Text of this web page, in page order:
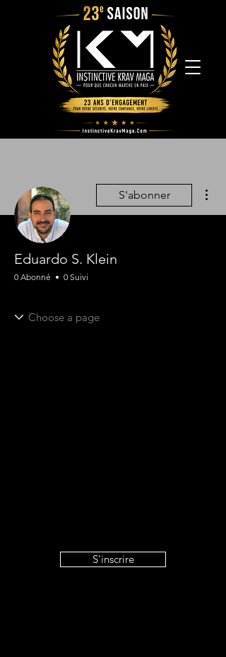
S'abonner
Eduardo S. Klein
0 Abonné 0 Suivi
S'inscrire